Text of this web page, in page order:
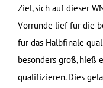
Ziel, sich auf dieser
Vorrunde lief für die
für das Halbfinale
besonders groß, hieß
qualifizieren. Dies